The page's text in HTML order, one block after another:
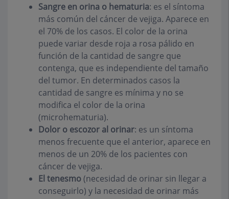
Sangre en orina o hematuria: es el síntoma
más común del cáncer de vejiga. Aparece en
el 70% de los casos. El color de la orina
puede variar desde roja a rosa pálido en
función de la cantidad de sangre que
contenga, que es independiente del tamaño
del tumor. En determinados casos la
cantidad de sangre es mínima y no se
modifica el color de la orina
(microhematuria).
Dolor o escozor al orinar: es un síntoma
menos frecuente que el anterior, aparece en
menos de un 20% de los pacientes con
cáncer de vejiga.
El tenesmo(necesidad de orinar sin llegar a
conseguirlo) y la necesidad de orinar más